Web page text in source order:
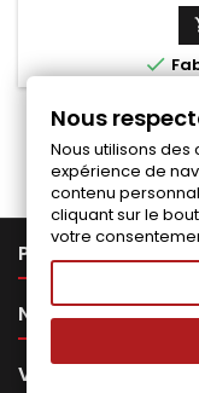

PRODUITS
NOTRE SOCIÉTÉ
VOTRE COMPTE
Nous
Nous utilisons
expérience de
contenu
cliquant sur le
votre